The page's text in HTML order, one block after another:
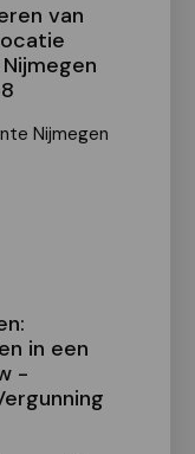
van
Nijmegen
in een
-